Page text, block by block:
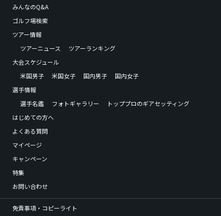
みんなのQ&A
ゴルフ場検索
ツアー情報
ツアーニュース
ツアーランキング
大会スケジュール
米国男子
米国女子 国内男子
国内女子
選手情報
選手名鑑
フォトギャラリー
トッププロのギアセッティング
はじめての方へ
よくある質問
マイページ
キャンペーン
特集
お問い合わせ
免責事項・コピーライト